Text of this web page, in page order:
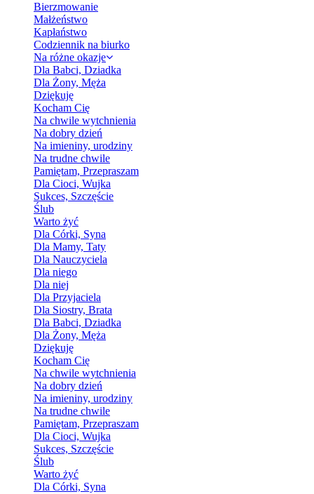
Bierzmowanie
Małżeństwo
Kapłaństwo
Codziennik na biurko
Na różne okazje
Dla Babci, Dziadka
Dla Żony, Męża
Dziękuję
Kocham Cię
Na chwile wytchnienia
Na dobry dzień
Na imieniny, urodziny
Na trudne chwile
Pamiętam, Przepraszam
Dla Cioci, Wujka
Sukces, Szczęście
Ślub
Warto żyć
Dla Córki, Syna
Dla Mamy, Taty
Dla Nauczyciela
Dla niego
Dla niej
Dla Przyjaciela
Dla Siostry, Brata
Dla Babci, Dziadka
Dla Żony, Męża
Dziękuję
Kocham Cię
Na chwile wytchnienia
Na dobry dzień
Na imieniny, urodziny
Na trudne chwile
Pamiętam, Przepraszam
Dla Cioci, Wujka
Sukces, Szczęście
Ślub
Warto żyć
Dla Córki, Syna